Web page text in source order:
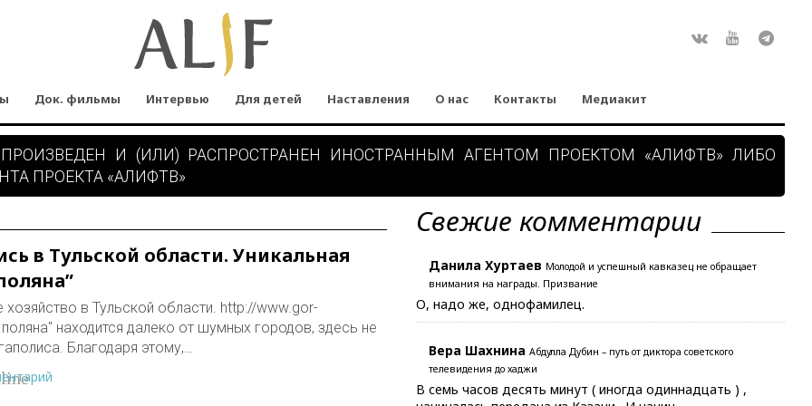
Док. фильмы Интервью Для детей Наставления О нас Контакты Медиакит
И (ИЛИ) РАСПРОСТРАНЕН ИНОСТРАННЫМ АГЕНТОМ ПРОЕКТОМ «АЛИФТВ» ЛИБО
ПРОЕКТА «АЛИФТВ»
в Тульской области. Уникальная
в Тульской области. http://www.gor-
находится далеко от шумных городов, здесь не
Благодаря этому,…
Свежие комментарии
Данила Хуртаев Молодой и успешный кавказец не обращает
внимания на награды. Призвание
О, надо же, однофамилец.
Вера Шахнина Абдулла Дубин – путь от диктора советского
телевидения до хаджи
В семь часов десять минут ( иногда одиннадцать ) ,